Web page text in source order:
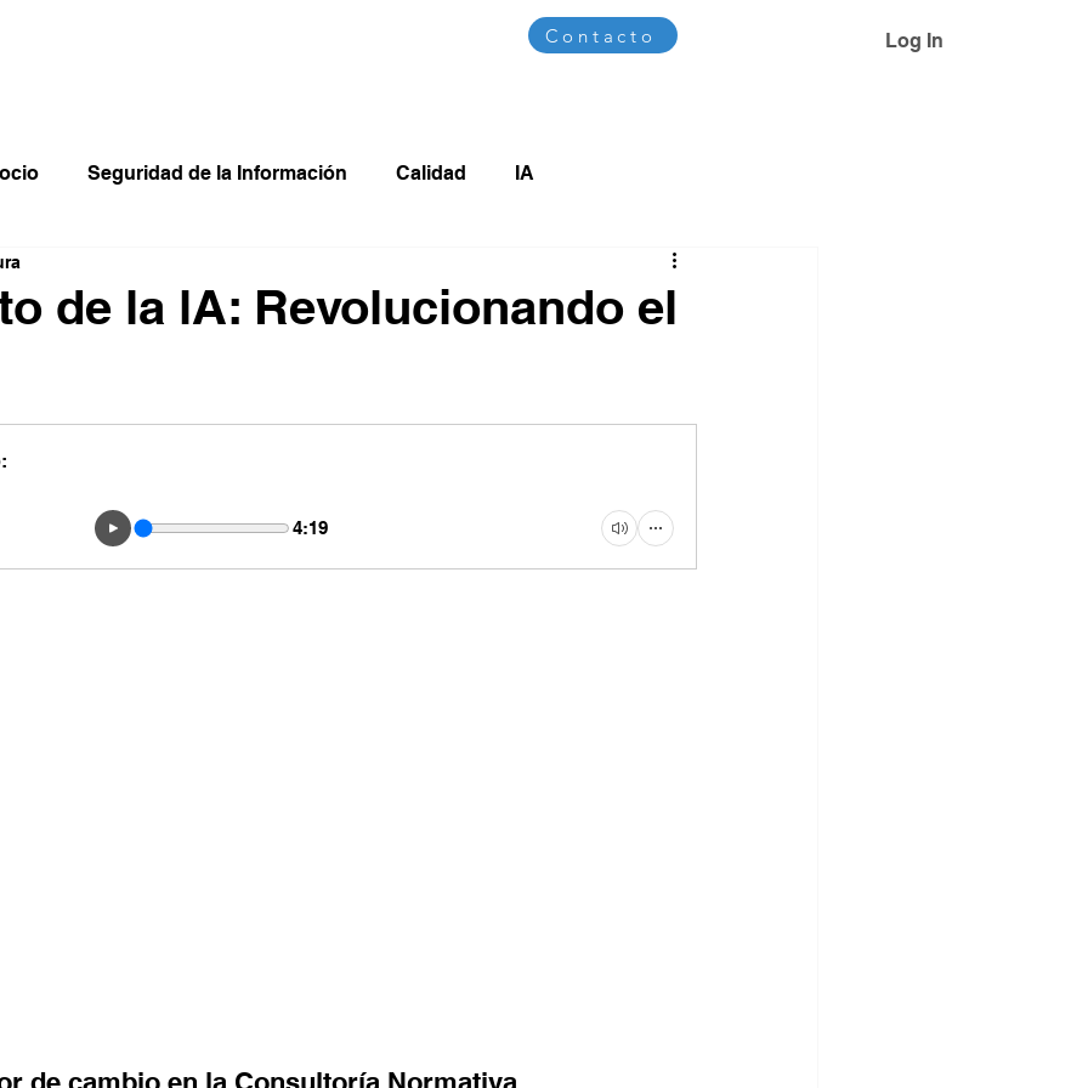
Contacto Log In
Seguridad de la Información Calidad IA
de la lA: Revolucionando el
4:19